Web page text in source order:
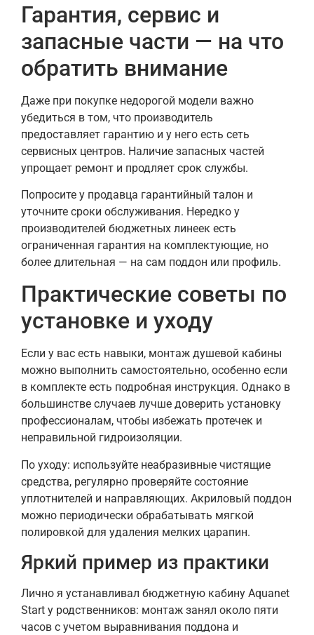
Гарантия, сервис и
запасные части — на что
обратить внимание
Даже при покупке недорогой модели важно
убедиться в том, что производитель
предоставляет гарантию и у него есть сеть
сервисных центров. Наличие запасных частей
упрощает ремонт и продляет срок службы.
Попросите у продавца гарантийный талон и
уточните сроки обслуживания. Нередко у
производителей бюджетных линеек есть
ограниченная гарантия на комплектующие, но
более длительная — на сам поддон или профиль.
Практические советы по
установке и уходу
Если у вас есть навыки, монтаж душевой кабины
можно выполнить самостоятельно, особенно если
в комплекте есть подробная инструкция. Однако в
большинстве случаев лучше доверить установку
профессионалам, чтобы избежать протечек и
неправильной гидроизоляции.
По уходу: используйте неабразивные чистящие
средства, регулярно проверяйте состояние
уплотнителей и направляющих. Акриловый поддон
можно периодически обрабатывать мягкой
полировкой для удаления мелких царапин.
Яркий пример из практики
Лично я устанавливал бюджетную кабину Aquanet
Start у родственников: монтаж занял около пяти
часов с учетом выравнивания поддона и